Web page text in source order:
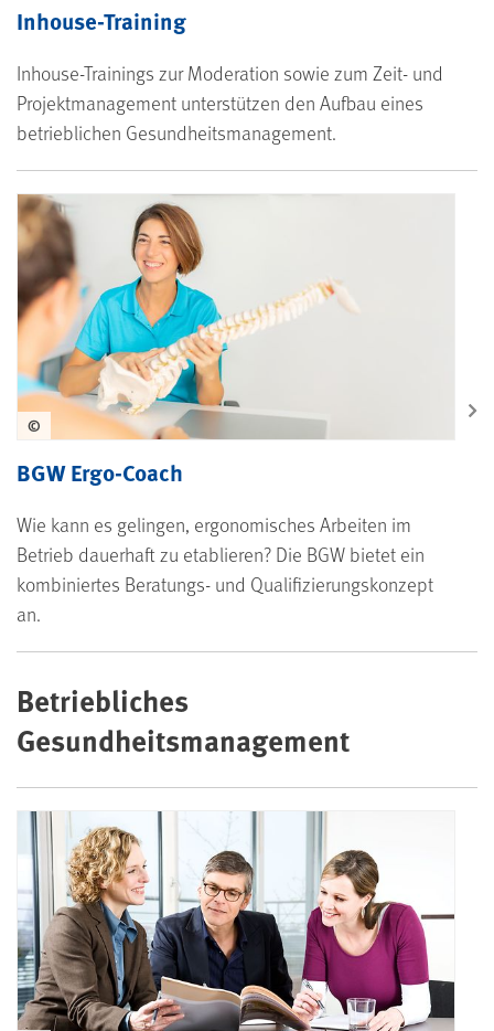
Inhouse-Training
Inhouse-Trainings zur Moderation sowie zum Zeit- und
Projektmanagement unterstützen den Aufbau eines
betrieblichen Gesundheitsmanagement.
BGW Ergo-Coach
Wie kann es gelingen, ergonomisches Arbeiten im
Betrieb dauerhaft zu etablieren? Die BGW bietet ein
kombiniertes Beratungs- und Qualifizierungskonzept
an.
©
Betriebliches
Gesundheitsmanagement